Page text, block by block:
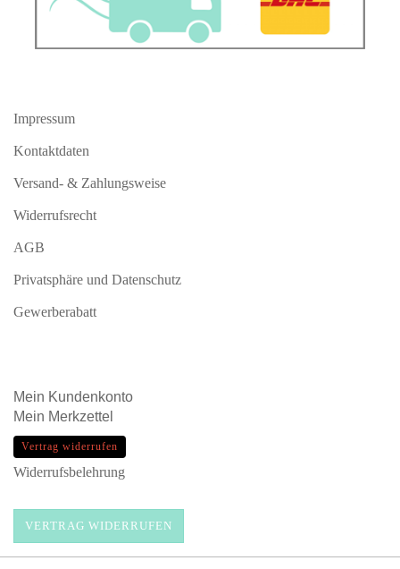
Impressum
Kontaktdaten
Versand- & Zahlungsweise
Widerrufsrecht
AGB
Privatsphäre und Datenschutz
Gewerberabatt
Mein Kundenkonto
Mein Merkzettel
Vertrag widerrufen
Widerrufsbelehrung
VERTRAG WIDERRUFEN